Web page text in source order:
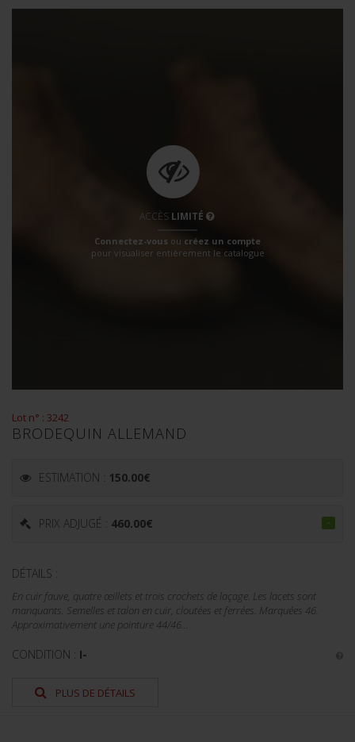
ACCÈS LIMITÉ
Connectez-vous ou créez un compte
pour visualiser entièrement le catalogue
Lot n° : 3242
BRODEQUIN ALLEMAND
ESTIMATION : 150.00€
PRIX ADJUGÉ : 460.00€
DÉTAILS :
En cuir fauve, quatre œillets et trois crochets de laçage. Les lacets sont
manquants. Semelles et talon en cuir, cloutées et ferrées. Marquées 46.
Approximativement une pointure 44/46...
CONDITION : I-
PLUS DE DÉTAILS